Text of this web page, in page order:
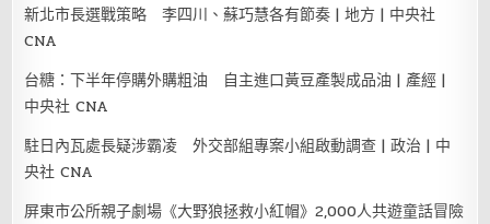
新北市長選戰策略 李四川、蘇巧慧各有節奏 | 地方 | 中央社
CNA
台糖：下半年停購外購粗油 自主進口黃豆產製成品油 | 產經 |
中央社 CNA
駐日內瓦處長疑涉霸凌 外交部組專案小組啟動調查 | 政治 | 中
央社 CNA
屏東市公所親子劇場《大野狼拯救小紅帽》2,000人共遊童話冒險